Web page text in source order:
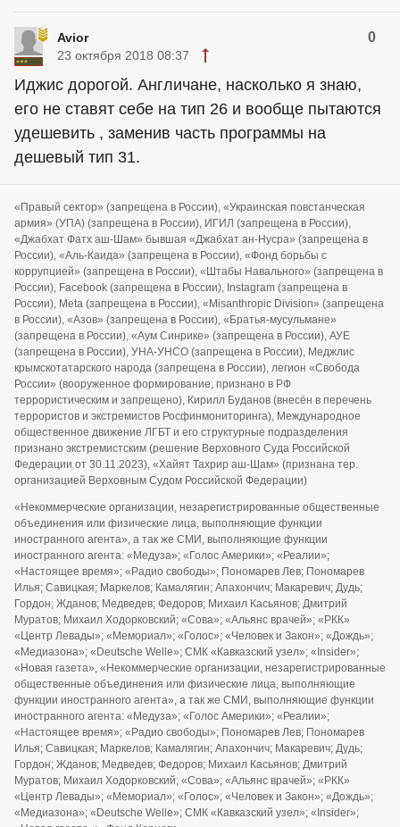
Avior 0
23 октября 2018 08:37
Иджис дорогой. Англичане, насколько я знаю,
его не ставят себе на тип 26 и вообще пытаются
удешевить , заменив часть программы на
дешевый тип 31.
«Правый сектор» (запрещена в России), «Украинская повстанческая
армия» (УПА) (запрещена в России), ИГИЛ (запрещена в России),
«Джабхат Фатх аш-Шам» бывшая «Джабхат ан-Нусра» (запрещена в
России), «Аль-Каида» (запрещена в России), «Фонд борьбы с
коррупцией» (запрещена в России), «Штабы Навального» (запрещена в
России), Facebook (запрещена в России), Instagram (запрещена в
России), Meta (запрещена в России), «Misanthropic Division» (запрещена
в России), «Азов» (запрещена в России), «Братья-мусульмане»
(запрещена в России), «Аум Синрике» (запрещена в России), АУЕ
(запрещена в России), УНА-УНСО (запрещена в России), Меджлис
крымскотатарского народа (запрещена в России), легион «Свобода
России» (вооруженное формирование, признано в РФ
террористическим и запрещено), Кирилл Буданов (внесён в перечень
террористов и экстремистов Росфинмониторинга), Международное
общественное движение ЛГБТ и его структурные подразделения
признано экстремистским (решение Верховного Суда Российской
Федерации от 30.11.2023), «Хайят Тахрир аш-Шам» (признана тер.
организацией Верховным Судом Российской Федерации)
«Некоммерческие организации, незарегистрированные общественные
объединения или физические лица, выполняющие функции
иностранного агента», а так же СМИ, выполняющие функции
иностранного агента: «Медуза»; «Голос Америки»; «Реалии»;
«Настоящее время»; «Радио свободы»; Пономарев Лев; Пономарев
Илья; Савицкая; Маркелов; Камалягин; Апахончич; Макаревич; Дудь;
Гордон; Жданов; Медведев; Федоров; Михаил Касьянов; Дмитрий
Муратов; Михаил Ходорковский; «Сова»; «Альянс врачей»; «РКК»
«Центр Левады»; «Мемориал»; «Голос»; «Человек и Закон»; «Дождь»;
«Медиазона»; «Deutsche Welle»; СМК «Кавказский узел»; «Insider»;
«Новая газета», «Некоммерческие организации, незарегистрированные
общественные объединения или физические лица, выполняющие
функции иностранного агента», а так же СМИ, выполняющие функции
иностранного агента: «Медуза»; «Голос Америки»; «Реалии»;
«Настоящее время»; «Радио свободы»; Пономарев Лев; Пономарев
Илья; Савицкая; Маркелов; Камалягин; Апахончич; Макаревич; Дудь;
Гордон; Жданов; Медведев; Федоров; Михаил Касьянов; Дмитрий
Муратов; Михаил Ходорковский; «Сова»; «Альянс врачей»; «РКК»
«Центр Левады»; «Мемориал»; «Голос»; «Человек и Закон»; «Дождь»;
«Медиазона»; «Deutsche Welle»; СМК «Кавказский узел»; «Insider»;